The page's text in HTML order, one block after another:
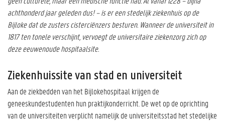
achthonderd jaar geleden dus! – is er een stedelijk ziekenhuis op de
Bijloke dat de zusters cisterciënzers besturen. Wanneer de universiteit in
1817 ten tonele verschijnt, vervoegt de universitaire ziekenzorg zich op
deze eeuwenoude hospitaalsite.
Ziekenhuissite van stad en universiteit
Aan de ziekbedden van het Bijlokehospitaal krijgen de
geneeskundestudenten hun praktijkonderricht. De wet op de oprichting
van de universiteiten verplicht namelijk de universiteitsstad het stedelijke